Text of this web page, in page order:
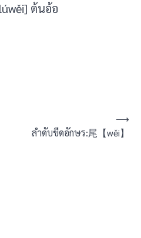
ต้นอ้อ
ลำดับขีดอักษร:尾【wěi】
⟶